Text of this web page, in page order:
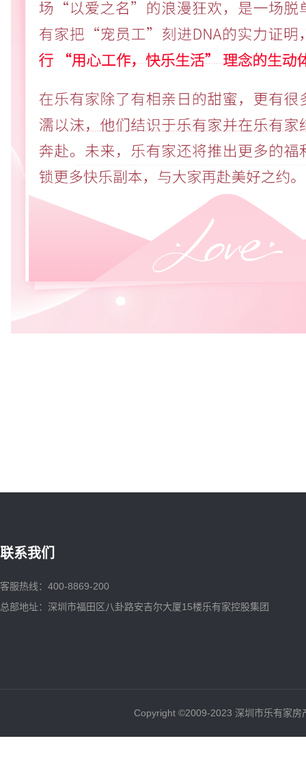
联系我们
客服热线：400-8869-200
总部地址：深圳市福田区八卦路安吉尔大厦15楼乐有家控股集团
Copyright ©2009-2023 深圳市乐有家